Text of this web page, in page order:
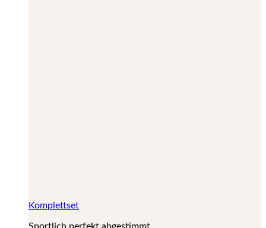
Komplettset